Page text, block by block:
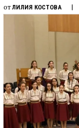
отЛИЛИЯ КОСТОВА